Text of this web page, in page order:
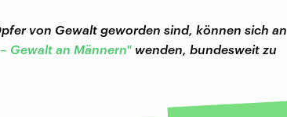
von Gewalt geworden sind, können sich an
Gewalt an Männern" wenden, bundesweit zu